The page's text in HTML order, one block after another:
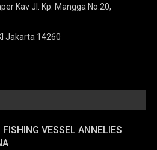
Kav Jl. Kp. Mangga No.20,
Jakarta 14260
FISHING VESSEL ANNELIES